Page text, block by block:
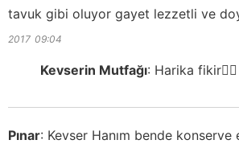
tavuk gibi oluyor gayet lezzetli ve
2017 09:04
Kevserin Mutfağı: Harika fikir👍🏻
Pınar: Kevser Hanım bende konserve